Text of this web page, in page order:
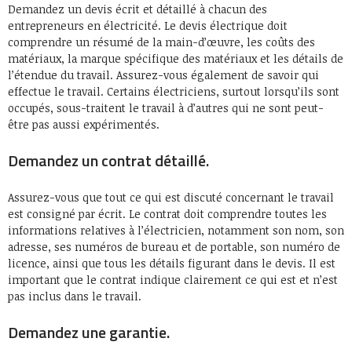
Demandez un devis écrit et détaillé à chacun des
entrepreneurs en électricité. Le devis électrique doit
comprendre un résumé de la main-d’œuvre, les coûts des
matériaux, la marque spécifique des matériaux et les détails de
l’étendue du travail. Assurez-vous également de savoir qui
effectue le travail. Certains électriciens, surtout lorsqu’ils sont
occupés, sous-traitent le travail à d’autres qui ne sont peut-
être pas aussi expérimentés.
Demandez un contrat détaillé.
Assurez-vous que tout ce qui est discuté concernant le travail
est consigné par écrit. Le contrat doit comprendre toutes les
informations relatives à l’électricien, notamment son nom, son
adresse, ses numéros de bureau et de portable, son numéro de
licence, ainsi que tous les détails figurant dans le devis. Il est
important que le contrat indique clairement ce qui est et n’est
pas inclus dans le travail.
Demandez une garantie.